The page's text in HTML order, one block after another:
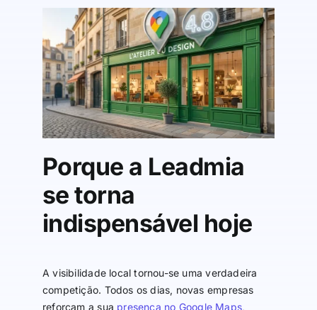
Porque a Leadmia
se torna
indispensável hoje
A visibilidade local tornou-se uma verdadeira
competição. Todos os dias, novas empresas
reforçam a sua presença no Google Maps,